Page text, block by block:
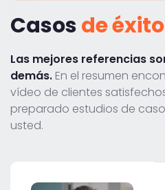
Casosde
Las mejores referencias
demás. En el resumen
vídeo de clientes
preparado estudios de
usted.